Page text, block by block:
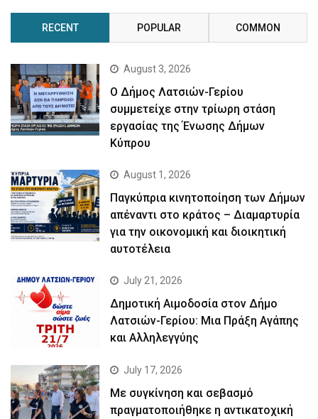
RECENT POPULAR COMMON
August 3, 2026
Ο Δήμος Λατσιών-Γερίου
συμμετείχε στην τρίωρη στάση
εργασίας της Ένωσης Δήμων
Κύπρου
August 1, 2026
Παγκύπρια κινητοποίηση των Δήμων
απέναντι στο κράτος – Διαμαρτυρία
για την οικονομική και διοικητική
αυτοτέλεια
July 21, 2026
Δημοτική Αιμοδοσία στον Δήμο
Λατσιών-Γερίου: Μια Πράξη Αγάπης
και Αλληλεγγύης
July 17, 2026
Με συγκίνηση και σεβασμό
πραγματοποιήθηκε η αντικατοχική